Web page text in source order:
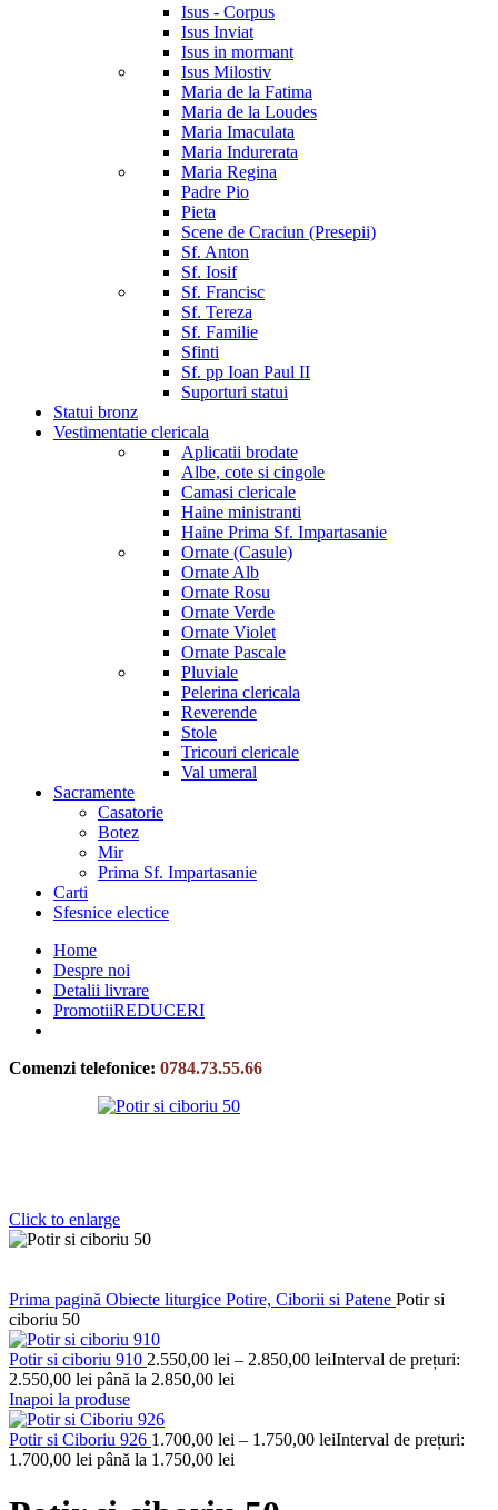
Isus - Corpus
Isus Inviat
Isus in mormant
Isus Milostiv
Maria de la Fatima
Maria de la Loudes
Maria Imaculata
Maria Indurerata
Maria Regina
Padre Pio
Pieta
Scene de Craciun (Presepii)
Sf. Anton
Sf. Iosif
Sf. Francisc
Sf. Tereza
Sf. Familie
Sfinti
Sf. pp Ioan Paul II
Suporturi statui
Statui bronz
Vestimentatie clericala
Aplicatii brodate
Albe, cote si cingole
Camasi clericale
Haine ministranti
Haine Prima Sf. Impartasanie
Ornate (Casule)
Ornate Alb
Ornate Rosu
Ornate Verde
Ornate Violet
Ornate Pascale
Pluviale
Pelerina clericala
Reverende
Stole
Tricouri clericale
Val umeral
Sacramente
Casatorie
Botez
Mir
Prima Sf. Impartasanie
Carti
Sfesnice electice
Home
Despre noi
Detalii livrare
PromotiiREDUCERI
Comenzi telefonice: 0784.73.55.66
Click to enlarge
Prima pagină Obiecte liturgice Potire, Ciborii si Patene Potir si
ciboriu 50
Potir si ciboriu 910 2.550,00 lei – 2.850,00 leiInterval de prețuri:
2.550,00 lei până la 2.850,00 lei
Inapoi la produse
Potir si Ciboriu 926 1.700,00 lei – 1.750,00 leiInterval de prețuri:
1.700,00 lei până la 1.750,00 lei